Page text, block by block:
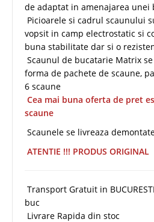
de adaptat in amenajarea unei
Picioarele si cadrul scaunului
vopsit in camp electrostatic si
buna stabilitate dar si o
Scaunul de bucatarie Matrix
forma de pachete de scaune,
6 scaune
Cea mai buna oferta de pret
scaune
Scaunele se livreaza
ATENTIE !!! PRODUS ORIGINAL
Transport Gratuit in
buc
Livrare Rapida din stoc